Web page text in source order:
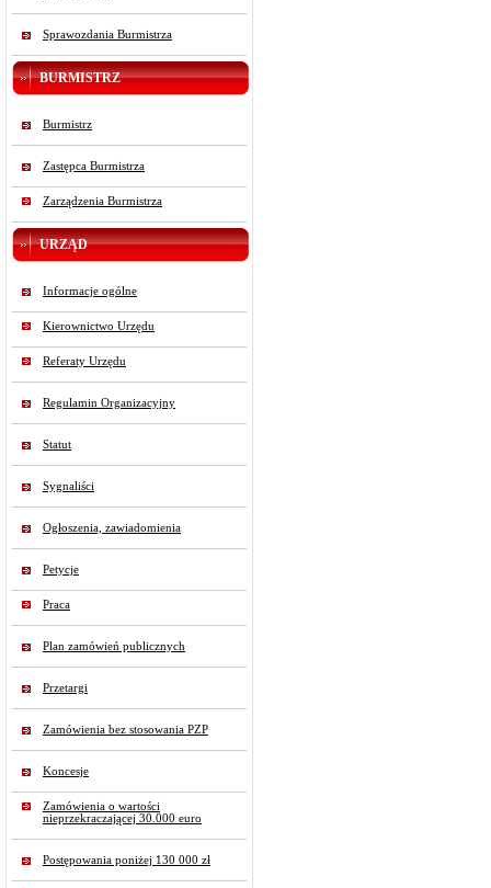
Sprawozdania Burmistrza
BURMISTRZ
Burmistrz
Zastępca Burmistrza
Zarządzenia Burmistrza
URZĄD
Informacje ogólne
Kierownictwo Urzędu
Referaty Urzędu
Regulamin Organizacyjny
Statut
Sygnaliści
Ogłoszenia, zawiadomienia
Petycje
Praca
Plan zamówień publicznych
Przetargi
Zamówienia bez stosowania PZP
Koncesje
Zamówienia o wartości
nieprzekraczającej 30.000 euro
Postępowania poniżej 130 000 zł